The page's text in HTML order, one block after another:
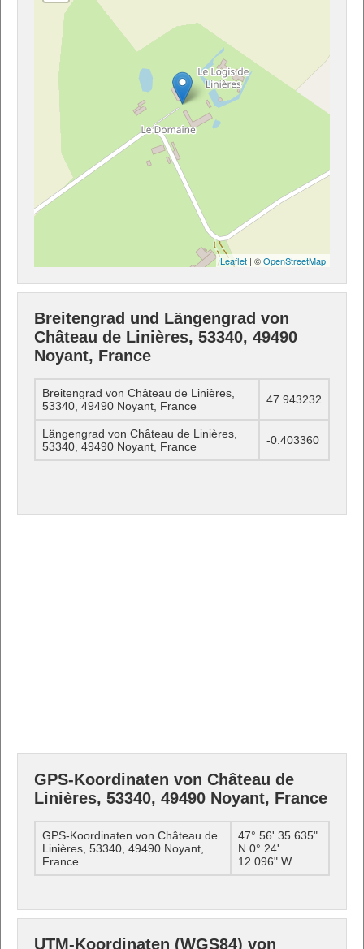
Leaflet | ©OpenStreetMap
Breitengrad und Längengrad von
Château de Linières, 53340, 49490
Noyant, France
Breitengrad von Château de Linières,
53340, 49490 Noyant, France
47.943232
Längengrad von Château de Linières,
53340, 49490 Noyant, France
-0.403360
GPS-Koordinaten von Château de
Linières, 53340, 49490 Noyant, France
GPS-Koordinaten von Château de
Linières, 53340, 49490 Noyant,
France
47° 56' 35.635"
N 0° 24'
12.096" W
UTM-Koordinaten (WGS84) von